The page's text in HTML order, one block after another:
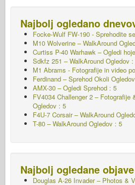
Najbolj ogledano
Focke-Wulf FW-190 - Sprehodite
M10 Wolverine – WalkAround
Curtiss P-40 Warhawk – Ogledi
Sdkfz 251 – WalkAround Ogledov
M1 Abrams - Fotografije in video
Ferdinand – Sprehod Okoli
AMX-30 – Ogledi Sprehod : 5
FV4034 Challenger 2 – Fotografije
Ogledov : 5
F4U-7 Corsair – WalkAround
T-80 – WalkAround Ogledov : 5
Najbolj ogledane objave
Douglas A-26 Invader – Photos &